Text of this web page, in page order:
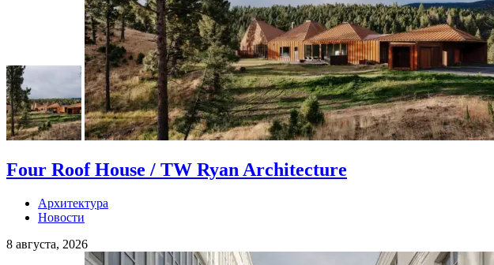
Four Roof House / TW Ryan Architecture
Архитектура
Новости
8 августа, 2026